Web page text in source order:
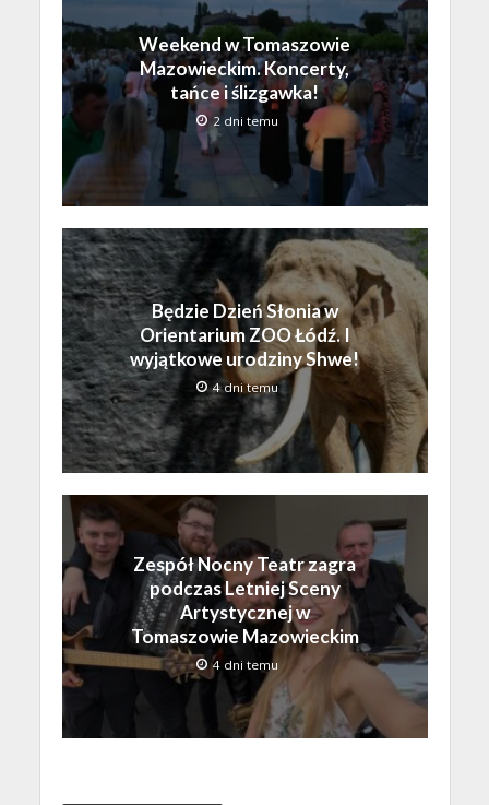
Weekend w Tomaszowie
Mazowieckim. Koncerty,
tańce i ślizgawka!
2 dni temu
Będzie Dzień Słonia w
Orientarium ZOO Łódź. I
wyjątkowe urodziny Shwe!
4 dni temu
Zespół Nocny Teatr zagra
podczas Letniej Sceny
Artystycznej w
Tomaszowie Mazowieckim
4 dni temu